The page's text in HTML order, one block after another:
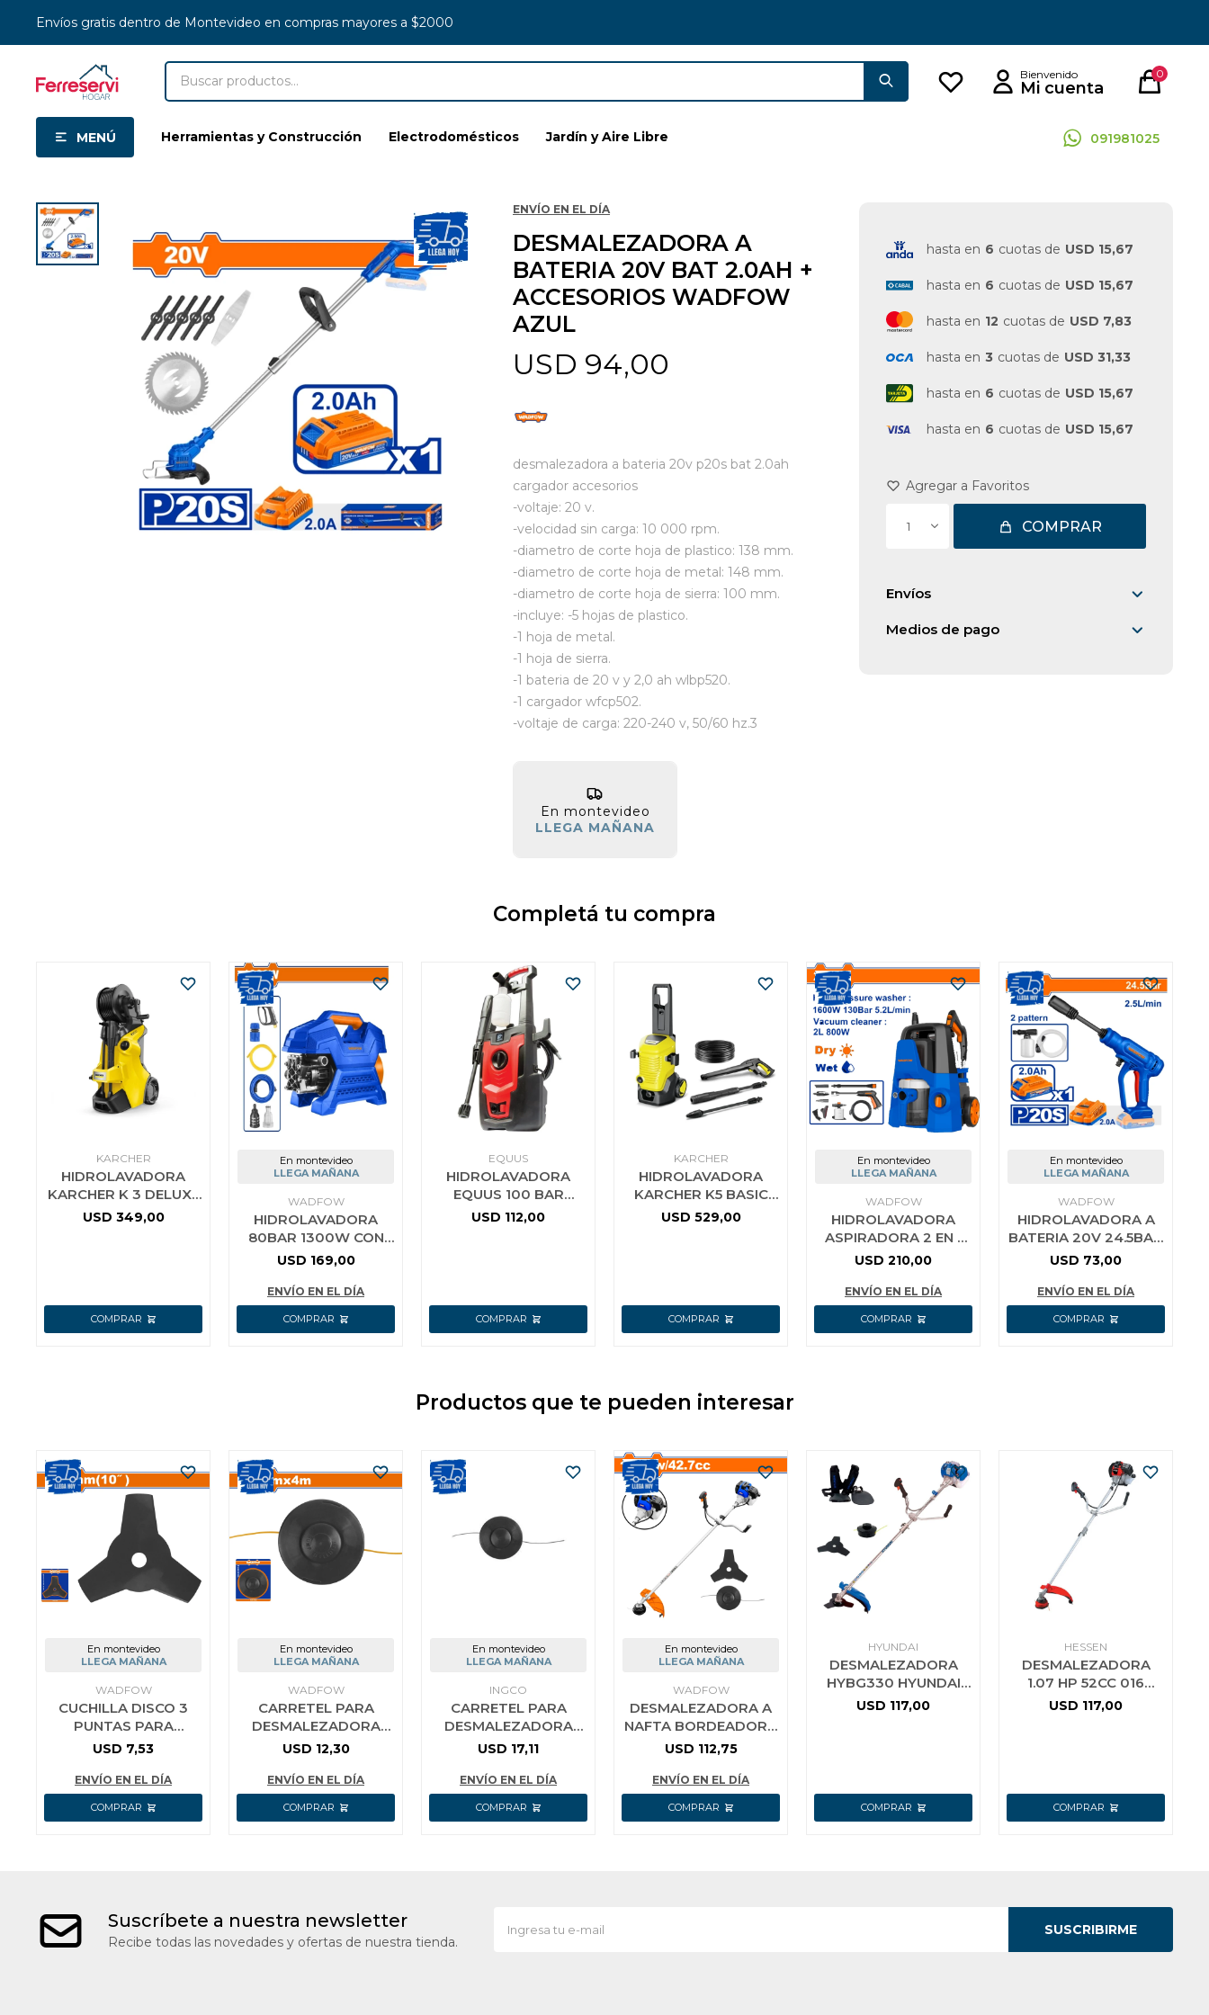
MENÚ Herramientas y Construcción Electrodomésticos Jardín y Aire Libre 091981025
0
Envíos gratis dentro de Montevideo en compras mayores a $2000
ENVÍO EN EL DÍA
DESMALEZADORA A
BATERIA 20V BAT 2.0AH +
ACCESORIOS WADFOW
AZUL
USD 94,00
desmalezadora a bateria 20v p20s bat 2.0ah
cargador accesorios
-voltaje: 20 v.
-velocidad sin carga: 10 000 rpm.
-diametro de corte hoja de plastico: 138 mm.
-diametro de corte hoja de metal: 148 mm.
-diametro de corte hoja de sierra: 100 mm.
-incluye: -5 hojas de plastico.
-1 hoja de metal.
-1 hoja de sierra.
-1 bateria de 20 v y 2,0 ah wlbp520.
-1 cargador wfcp502.
-voltaje de carga: 220-240 v, 50/60 hz.3
En montevideo
LLEGA MAÑANA
hasta en 6 cuotas de USD 15,67
hasta en 6 cuotas de USD 15,67
hasta en 12 cuotas de USD 7,83
hasta en 3 cuotas de USD 31,33
hasta en 6 cuotas de USD 15,67
hasta en 6 cuotas de USD 15,67
1 COMPRAR
Envíos
Medios de pago
Completá tu compra
KARCHER
HIDROLAVADORA
KARCHER K 3 DELUXE
PREMIUM
USD 349,00
En montevideo
LLEGA MAÑANA
WADFOW
HIDROLAVADORA
80BAR 1300W CON
ACCESORIOS
USD 169,00
ENVÍO EN EL DÍA
EQUUS
HIDROLAVADORA
EQUUS 100 BAR
1200W
USD 112,00
KARCHER
HIDROLAVADORA
KARCHER K5 BASIC
MOTOR
USD 529,00
En montevideo
LLEGA MAÑANA
WADFOW
HIDROLAVADORA
ASPIRADORA 2 EN 1
1600W 130BAR 5.2
WADFOW WHP4A1
USD 210,00
ENVÍO EN EL DÍA
En montevideo
LLEGA MAÑANA
WADFOW
HIDROLAVADORA A
BATERIA 20V 24.5BAR
+ BATERIA 2.0AH +
ACCESORIOS WADF
USD 73,00
ENVÍO EN EL DÍA
Productos que te pueden interesar
En montevideo
LLEGA MAÑANA
WADFOW
CUCHILLA DISCO 3
PUNTAS PARA
DESMALEZADORA
USD 7,53
ENVÍO EN EL DÍA
En montevideo
LLEGA MAÑANA
WADFOW
CARRETEL PARA
DESMALEZADORA
WADFOW WJC1424
USD 12,30
ENVÍO EN EL DÍA
En montevideo
LLEGA MAÑANA
INGCO
CARRETEL PARA
DESMALEZADORA
ALS25405 INGCO
USD 17,11
ENVÍO EN EL DÍA
En montevideo
LLEGA MAÑANA
WADFOW
DESMALEZADORA A
NAFTA BORDEADORA
43CC WADFOW 2HP
USD 112,75
ENVÍO EN EL DÍA
HYUNDAI
DESMALEZADORA
HYBG330 HYUNDAI
33C.C. NAFTA
USD 117,00
HESSEN
DESMALEZADORA
1.07 HP 52CC 016
3060 HESSEN PRO
USD 117,00
Suscríbete a nuestra newsletter
Recibe todas las novedades y ofertas de nuestra tienda.
SUSCRIBIRME